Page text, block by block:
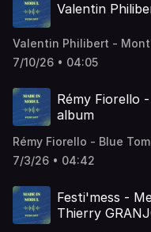
Valentin
Valentin Philibert -
7/10/26 • 04:05
Rémy Fiorello
album
Rémy Fiorello - Blue
7/3/26 • 04:42
Festi'mess -
Thierry